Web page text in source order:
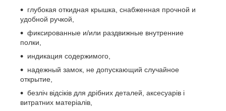
глубокая откидная крышка, снабженная прочной и
удобной ручкой,
фиксированные и/или раздвижные внутренние
полки,
индикация содержимого,
надежный замок, не допускающий случайное
открытие,
безліч відсіків для дрібних деталей, аксесуарів і
витратних матеріалів,